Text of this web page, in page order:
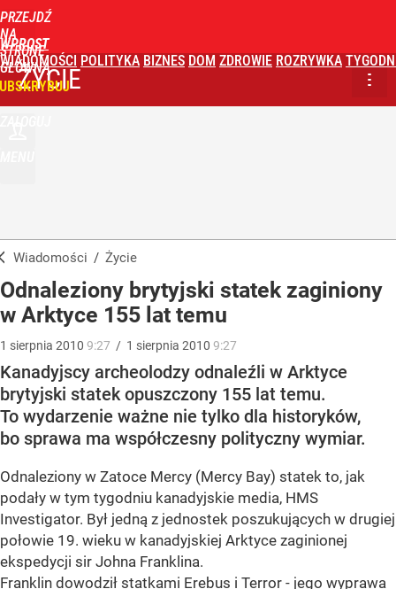
PRZEJDŹ
NA
STRONĘ
GŁÓWNĄ
WPROST
WIADOMOŚCI POLITYKA BIZNES DOM ZDROWIE ROZRYWKA
ŻYCIE
Wiadomości / Życie
Odnaleziony brytyjski statek zaginiony
w Arktyce 155 lat temu
1 sierpnia 2010 9:27 / 1 sierpnia 2010 9:27
Kanadyjscy archeolodzy odnaleźli w Arktyce
brytyjski statek opuszczony 155 lat temu.
To wydarzenie ważne nie tylko dla historyków,
bo sprawa ma współczesny polityczny wymiar.
Odnaleziony w Zatoce Mercy (Mercy Bay) statek to, jak
podały w tym tygodniu kanadyjskie media, HMS
Investigator. Był jedną z jednostek poszukujących w drugiej
połowie 19. wieku w kanadyjskiej Arktyce zaginionej
ekspedycji sir Johna Franklina.
Franklin dowodził statkami Erebus i Terror - jego wyprawa